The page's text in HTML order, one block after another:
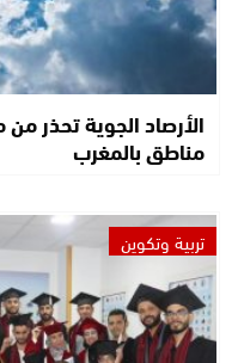
الأرصاد الجوية تحذر
مناطق بالمغرب
تربية وتكوين